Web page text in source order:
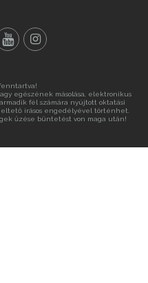
egészének másolása, elektronikus
fél számára nyújtott oktatási
írásos engedélyével történhet.
űzése büntetést von maga után!